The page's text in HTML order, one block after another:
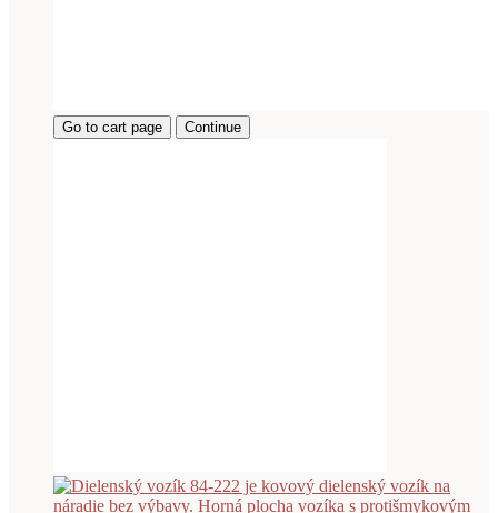
Go to cart page Continue